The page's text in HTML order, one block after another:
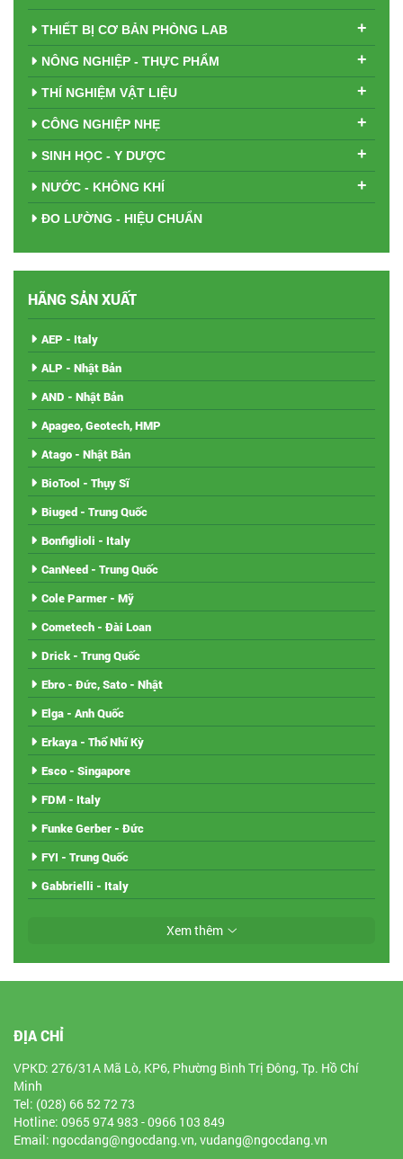
THIẾT BỊ CƠ BẢN PHÒNG LAB +
NÔNG NGHIỆP - THỰC PHẨM +
THÍ NGHIỆM VẬT LIỆU +
CÔNG NGHIỆP NHẸ +
SINH HỌC - Y DƯỢC +
NƯỚC - KHÔNG KHÍ +
ĐO LƯỜNG - HIỆU CHUẨN
HÃNG SẢN XUẤT
AEP - Italy
ALP - Nhật Bản
AND - Nhật Bản
Apageo, Geotech, HMP
Atago - Nhật Bản
BioTool - Thụy Sĩ
Biuged - Trung Quốc
Bonfiglioli - Italy
CanNeed - Trung Quốc
Cole Parmer - Mỹ
Cometech - Đài Loan
Drick - Trung Quốc
Ebro - Đức, Sato - Nhật
Elga - Anh Quốc
Erkaya - Thổ Nhĩ Kỳ
Esco - Singapore
FDM - Italy
Funke Gerber - Đức
FYI - Trung Quốc
Gabbrielli - Italy
Xem thêm
ĐỊA CHỈ
VPKD: 276/31A Mã Lò, KP6, Phường Bình Trị Đông, Tp. Hồ Chí
Minh
Tel: (028) 66 52 72 73
Hotline: 0965 974 983 - 0966 103 849
Email: ngocdang@ngocdang.vn, vudang@ngocdang.vn